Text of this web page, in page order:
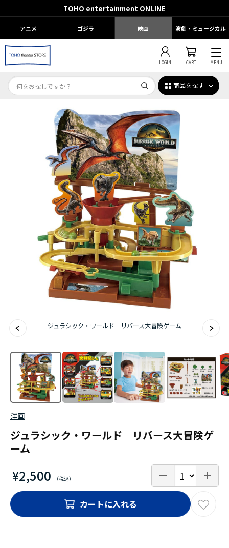
TOHO entertainment ONLINE
アニメ ゴジラ 映画 演劇・ミュージカル
LOGIN CART MENU
商品を探す
ジュラシック・ワールド リバース大冒険ゲーム
洋画
ジュラシック・ワールド リバース大冒険ゲ
ーム
¥2,500
カートに入れる